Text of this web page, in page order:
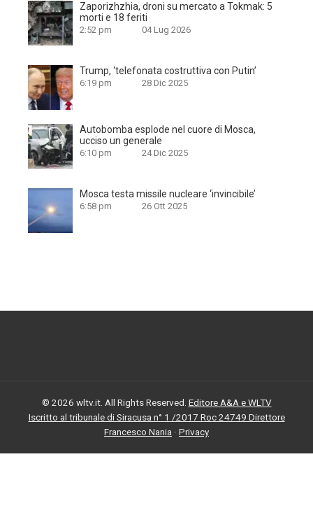
Zaporizhzhia, droni su mercato a Tokmak: 5
morti e 18 feriti
2:52 pm 04 Lug 2026
Trump, ‘telefonata costruttiva con Putin’
6:19 pm 28 Dic 2025
Autobomba esplode nel cuore di Mosca,
ucciso un generale
6:10 pm 24 Dic 2025
Mosca testa missile nucleare ‘invincibile’
6:58 pm 26 Ott 2025
© 2026 wltv.it. All Rights Reserved. Editore A&A e WLTV
Iscritto al tribunale di Siracusa n° 1 /2017 Roc 24749 Direttore
Francesco Nania · Privacy